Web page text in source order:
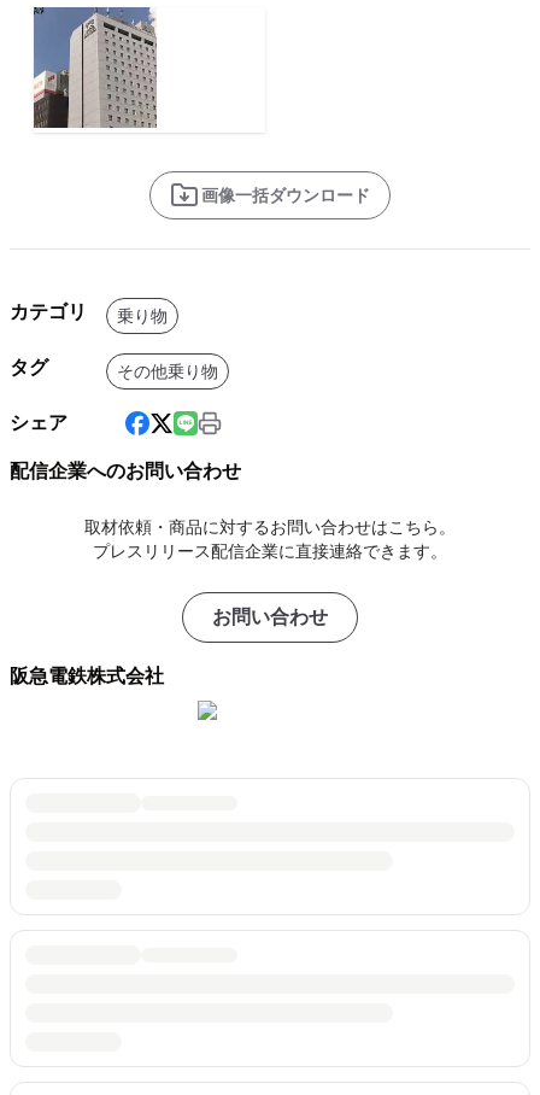
画像一括ダウンロード
カテゴリ 乗り物
タグ その他乗り物
シェア
配信企業へのお問い合わせ
取材依頼・商品に対するお問い合わせはこちら。
プレスリリース配信企業に直接連絡できます。
お問い合わせ
阪急電鉄株式会社